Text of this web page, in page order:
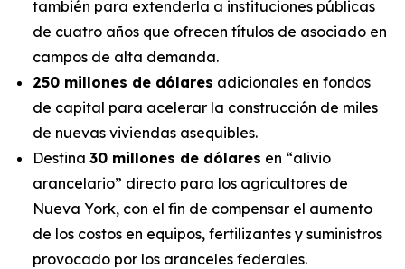
también para extenderla a instituciones públicas
de cuatro años que ofrecen títulos de asociado en
campos de alta demanda.
250 millones de dólares adicionales en fondos
de capital para acelerar la construcción de miles
de nuevas viviendas asequibles.
Destina 30 millones de dólares en “alivio
arancelario” directo para los agricultores de
Nueva York, con el fin de compensar el aumento
de los costos en equipos, fertilizantes y suministros
provocado por los aranceles federales.